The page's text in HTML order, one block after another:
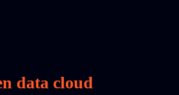
data cloud